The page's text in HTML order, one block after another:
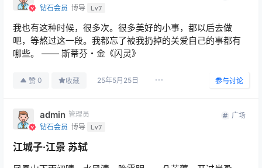
钻石会员 博导 Lv7
我也有这种时候，很多次。很多美好的小事，都以后去做
吧，等熬过这一段。我都忘了被我扔掉的关爱自己的事都有
哪些。 —— 斯蒂芬・金《闪灵》
赞 0 收藏 25年5月25日 参与讨论
admin 管理员
钻石会员 博导 Lv7
广场
江城子·江景 苏轼